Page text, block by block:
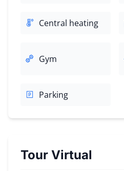
Central heating
Gym
Parking
Tour Virtual